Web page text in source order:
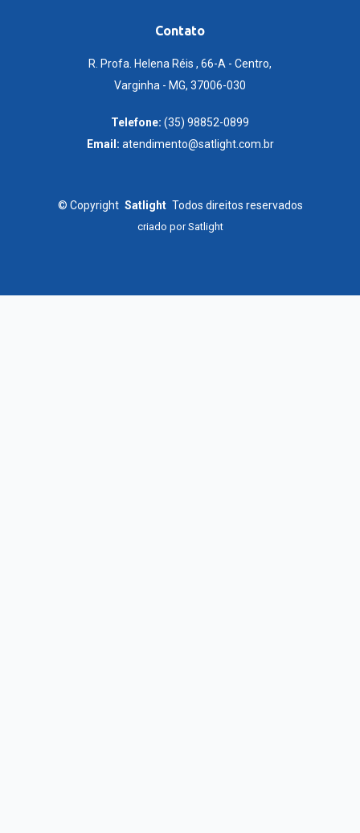
Contato
R. Profa. Helena Réis , 66-A - Centro,
Varginha - MG, 37006-030
Telefone: (35) 98852-0899
Email: atendimento@satlight.com.br
© Copyright Satlight Todos direitos reservados
criado porSatlight